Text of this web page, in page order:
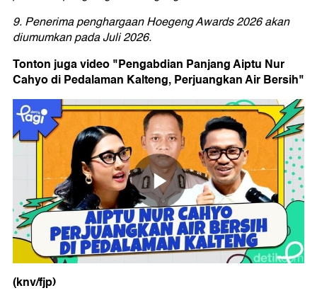
9. Penerima penghargaan Hoegeng Awards 2026 akan
diumumkan pada Juli 2026.
Tonton juga video "Pengabdian Panjang Aiptu Nur
Cahyo di Pedalaman Kalteng, Perjuangkan Air Bersih"
(knv/fjp)